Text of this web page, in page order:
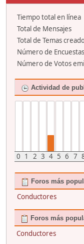
Tiempo total en línea
Total de Mensajes
Total de Temas
Número de
Número de Votos
Actividad de
0 1 2 3 4 5 6 7
Foros más
Conductores
Foros más
Conductores